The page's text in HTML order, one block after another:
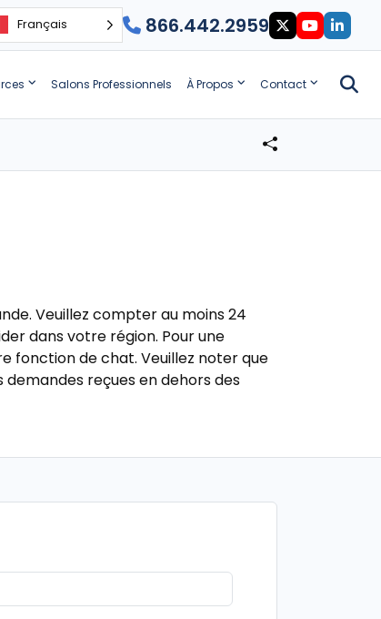
Français 866.442.2959
Salons Professionnels À Propos Contact
Veuillez compter au moins 24
dans votre région. Pour une
fonction de chat. Veuillez noter que
demandes reçues en dehors des